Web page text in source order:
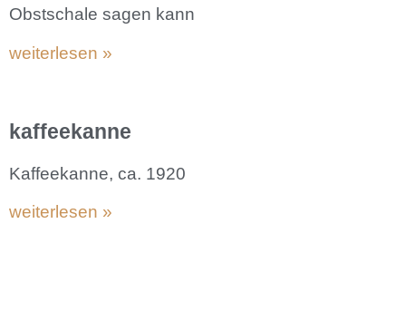
Obstschale sagen kann
weiterlesen »
kaffeekanne
Kaffeekanne, ca. 1920
weiterlesen »